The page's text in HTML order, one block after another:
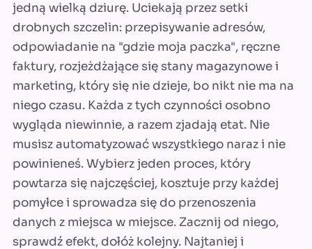
jedną wielką dziurę. Uciekają przez setki
drobnych szczelin: przepisywanie adresów,
odpowiadanie na "gdzie moja paczka", ręczne
faktury, rozjeżdżające się stany magazynowe i
marketing, który się nie dzieje, bo nikt nie ma na
niego czasu. Każda z tych czynności osobno
wygląda niewinnie, a razem zjadają etat. Nie
musisz automatyzować wszystkiego naraz i nie
powinieneś. Wybierz jeden proces, który
powtarza się najczęściej, kosztuje przy każdej
pomyłce i sprowadza się do przenoszenia
danych z miejsca w miejsce. Zacznij od niego,
sprawdź efekt, dołóż kolejny. Najtaniej i